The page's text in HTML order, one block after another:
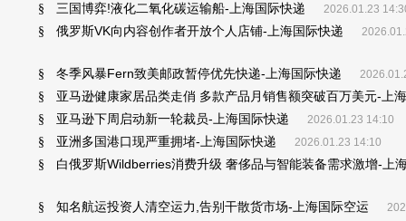
§ 三国博弈!液化二氧化碳运输船-上海国际快递 2026.01.23
§ 俄罗斯VK向内容创作者开放个人店铺-上海国际快递
§ 冬季风暴Fern致美邮政暂停优先快递-上海国际快递
§ 亚马逊健康家居品类走俏 多款产品月销售额突破百万美元-上
§ 亚马逊下周启动新一轮裁员-上海国际快递 2026.01.23 14:10
§ 亚洲多国港口现严重拥堵-上海国际快递 2026.01.23 14:10
§ 白俄罗斯Wildberries消费升级 奢侈品与智能装备需求激增-上
§ 知名航运投资人清空运力,告别干散货市场-上海国际空运